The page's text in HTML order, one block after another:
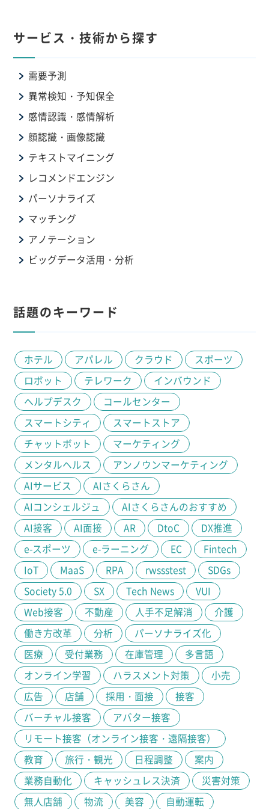
サービス・技術から探す
需要予測
異常検知・予知保全
感情認識・感情解析
顔認識・画像認識
テキストマイニング
レコメンドエンジン
パーソナライズ
マッチング
アノテーション
ビッグデータ活用・分析
話題のキーワード
ホテル アパレル クラウド
スポーツ
ロボット
テレワーク
インバウンド
ヘルプデスク
コールセンター
スマートシティ
スマートストア
チャットボット
マーケティング
メンタルヘルス
アンノウンマーケティング
AIサービス
AIさくらさん
AIコンシェルジュ
AIさくらさんのおすすめ
AI接客
AI面接 AR DtoC
DX推進
e-スポーツ
e-ラーニング EC
Fintech
IoT
MaaS RPA rwssstest
SDGs
Society 5.0
SX Tech News
VUI
Web接客
不動産 人手不足解消
介護
働き方改革
分析
パーソナライズ化
医療
受付業務 在庫管理
多言語
オンライン学習
ハラスメント対策
小売
広告
店舗 採用・面接
接客
バーチャル接客
アバター接客
リモート接客（オンライン接客・遠隔接客）
教育
旅行・観光 日程調整
案内
業務自動化
キャッシュレス決済
災害対策
無人店舗
物流 美容
自動運転